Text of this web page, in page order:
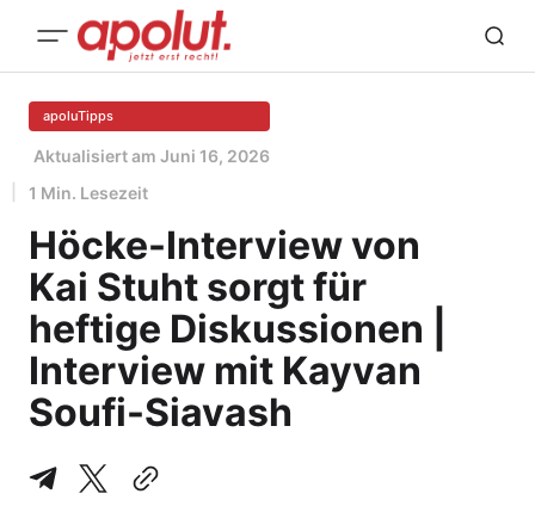
apoluTipps
Aktualisiert am Juni 16, 2026
1 Min. Lesezeit
Höcke-Interview von
Kai Stuht sorgt für
heftige Diskussionen |
Interview mit Kayvan
Soufi-Siavash